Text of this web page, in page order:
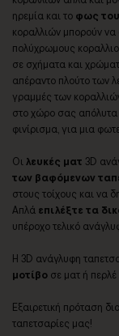
ηρεμία και το φως
κοραλλιών μπορούν
πολύχρωμους
σε σχήματα και
απέραντο πλούτο των
γραμμές των
στο χώρο σας απόλυτα
φινίρισμα, για μια
Οιλευκές ματ 3D
των βαφόμενων
στους τοίχους και να
Απλά επιλέξτε τα
υπέροχο τελικό
Η 3D ανάγλυφη
μοτίβο σε ματ ή
Εξαιρετική πρόταση
ταπετσαρίες μας!